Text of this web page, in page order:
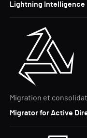
Lightning Intelligence
Migration et
Migrator for Active